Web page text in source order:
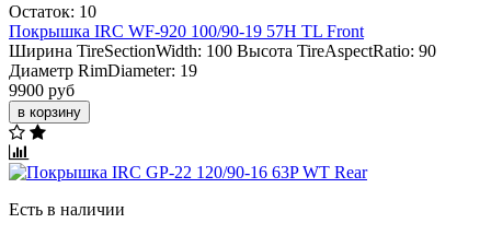
Остаток: 10
Покрышка IRC WF-920 100/90-19 57H TL Front
Ширина TireSectionWidth: 100 Высота TireAspectRatio: 90
Диаметр RimDiameter: 19
9900 руб
в корзину
Есть в наличии